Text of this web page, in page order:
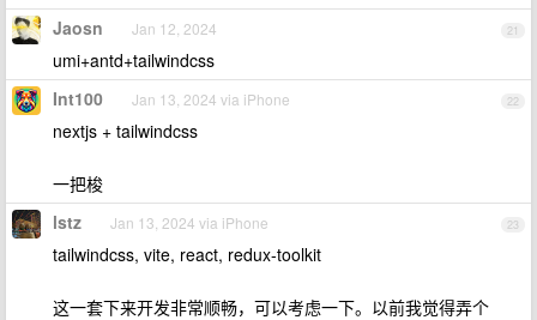
21
Jaosn Jan 12, 2024
umi+antd+tailwindcss
22
Int100 Jan 13, 2024 via iPhone
nextjs + tailwindcss
一把梭
23
lstz Jan 13, 2024 via iPhone
tailwindcss, vite, react, redux-toolkit
这一套下来开发非常顺畅，可以考虑一下。以前我觉得弄个